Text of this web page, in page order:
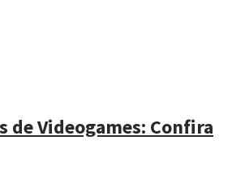
de Videogames: Confira